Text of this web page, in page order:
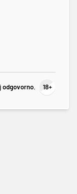
odgovorno.